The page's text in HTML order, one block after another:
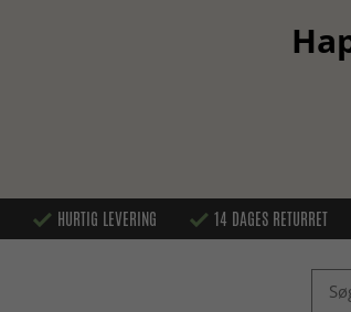
HURTIG LEVERING 14 DAGES RETURRET